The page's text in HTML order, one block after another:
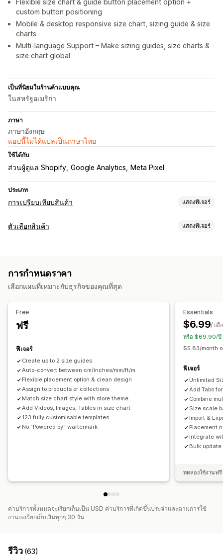
Flexible size chart & guide button placement option +
custom button positioning
Mobile & desktop responsive size chart, sizing guide & size
charts
Multi-language Support – Make sizing guides, size charts &
size chart global
เป็นที่นิยมในร้านค้าแบบคุณ
ในสหรัฐอเมริกา
ภาษา
ภาษาอังกฤษ
แอปนี้ไม่ได้แปลเป็นภาษาไทย
ใช้ได้กับ
ส่วนผู้ดูแล Shopify Google Analytics Meta Pixel
ประเภท
การเปรียบเทียบสินค้า แสดงฟีเจอร์
เครื่องมือเปรียบเทียบ
ตัวเลือกการแสดงผล
สีและแบบอักษร
ข้อความที่กำหนดเอง
เทมเพลต
การแปลงหน่วย
การเปลี่ยนรูปแบบตามการแสดงผลบนมือถือ
ตัวเลือกสินค้า แสดงฟีเจอร์
ตารางขนาด
ตัวอย่าง
การกำหนดราคา
เลือกแผนที่เหมาะกับธุรกิจของคุณที่สุด
Free
ฟรี
ฟีเจอร์
Create up to 2 size guides
Auto-convert between cm/inches/mm/ft/m
Flexible placement option & clean design
Assign to products or collections
Match size chart style with store theme
Add Videos, Images, Tables in size chart
123 fully customisable templates
No "Powered by" wartermark
Essentials
$6.99/ เดื
หรือ $69.90/ปี
$5.83/month
ฟีเจอร์
Unlimited
Add Tabs
Combine
Size scale
Import &
Placement
Integrate
Bulk
ทดลองใช้งานฟ
ค่าบริการทั้งหมดจะเรียกเก็บเป็น USD ค่าบริการที่เกิดขึ้นประจำและตามการใช้
งานจะเรียกเก็บเงินทุกๆ 30 วัน
รีวิว (63)